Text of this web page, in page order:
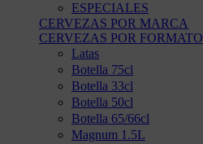
ESPECIALES
CERVEZAS POR MARCA
CERVEZAS POR FORMATO
Latas
Botella 75cl
Botella 33cl
Botella 50cl
Botella 65/66cl
Magnum 1.5L